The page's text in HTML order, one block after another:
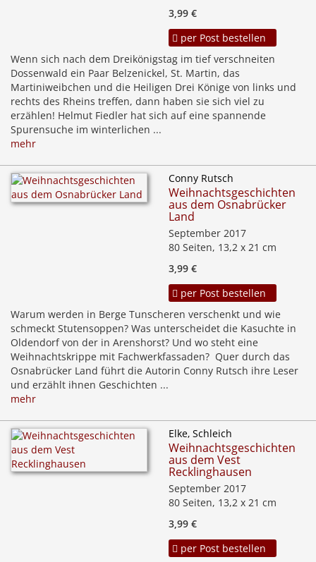
3,99 €
per Post bestellen
Wenn sich nach dem Dreikönigstag im tief verschneiten
Dossenwald ein Paar Belzenickel, St. Martin, das
Martiniweibchen und die Heiligen Drei Könige von links und
rechts des Rheins treffen, dann haben sie sich viel zu
erzählen! Helmut Fiedler hat sich auf eine spannende
Spurensuche im winterlichen ...
mehr
Conny Rutsch
Weihnachtsgeschichten
aus dem Osnabrücker
Land
September 2017
80 Seiten, 13,2 x 21 cm
3,99 €
per Post bestellen
Warum werden in Berge Tunscheren verschenkt und wie
schmeckt Stutensoppen? Was unterscheidet die Kasuchte in
Oldendorf von der in Arenshorst? Und wo steht eine
Weihnachtskrippe mit Fachwerkfassaden? Quer durch das
Osnabrücker Land führt die Autorin Conny Rutsch ihre Leser
und erzählt ihnen Geschichten ...
mehr
Elke, Schleich
Weihnachtsgeschichten
aus dem Vest
Recklinghausen
September 2017
80 Seiten, 13,2 x 21 cm
3,99 €
per Post bestellen